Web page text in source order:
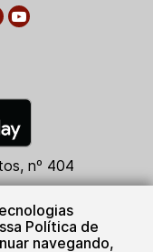
Política de
navegando,
nº 404